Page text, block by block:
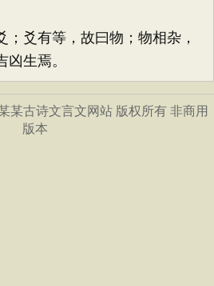
爻有等，故曰物；物相杂，
生焉。
某古诗文言文网站 版权所有 非商用
版本